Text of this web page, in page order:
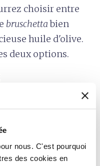
nous. C'est pourquoi
des cookies en
choisir entre
bruschettabien
huile d'olive.
deux options.